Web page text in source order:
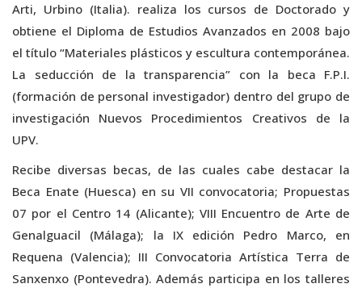
Arti, Urbino (Italia). realiza los cursos de Doctorado y
obtiene el Diploma de Estudios Avanzados en 2008 bajo
el título “Materiales plásticos y escultura contemporánea.
La seducción de la transparencia” con la beca F.P.I.
(formación de personal investigador) dentro del grupo de
investigación Nuevos Procedimientos Creativos de la
UPV.
Recibe diversas becas, de las cuales cabe destacar la
Beca Enate (Huesca) en su VII convocatoria; Propuestas
07 por el Centro 14 (Alicante); VIII Encuentro de Arte de
Genalguacil (Málaga); la IX edición Pedro Marco, en
Requena (Valencia); III Convocatoria Artística Terra de
Sanxenxo (Pontevedra). Además participa en los talleres